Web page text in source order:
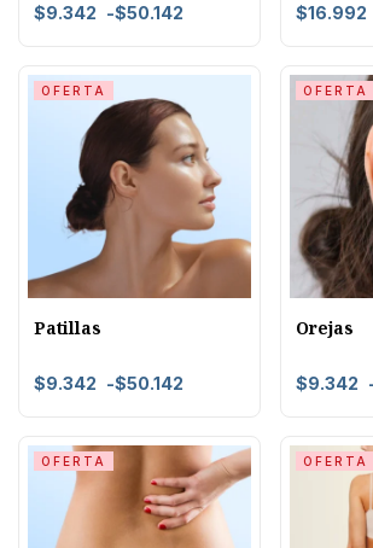
$9.342 -$50.142 $16.992
OFERTA
Patillas
$9.342 -$50.142
OFERTA
Orejas
$9.342
OFERTA OFERTA